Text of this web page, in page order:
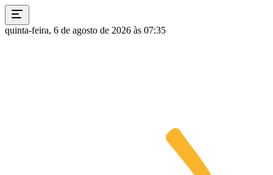
quinta-feira, 6 de agosto de 2026 às 07:35